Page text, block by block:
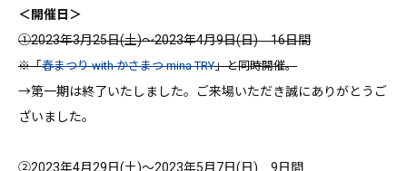
＜開催日＞
①2023年3月25日(土)～2023年4月9日(日) 16日間
※「春まつり with かさまつ mina TRY」と同時開催。
→第一期は終了いたしました。ご来場いただき誠にありがとうご
ざいました。
②2023年4月29日(土)～2023年5月7日(日) 9日間